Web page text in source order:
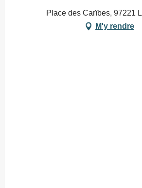
Place des Carïbes, 97221
M'y rendre